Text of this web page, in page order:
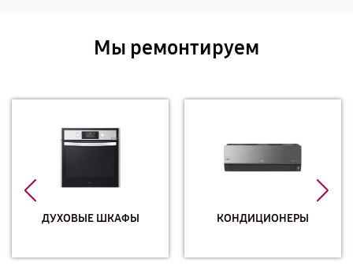
Мы ремонтируем
ДУХОВЫЕ ШКАФЫ КОНДИЦИОНЕРЫ